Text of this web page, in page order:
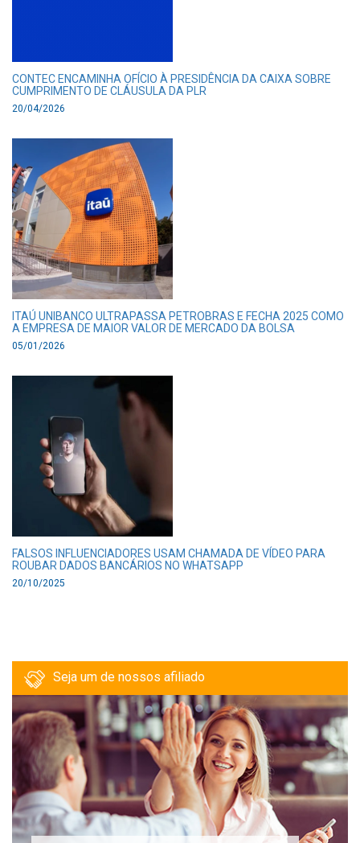
CONTEC ENCAMINHA OFÍCIO À PRESIDÊNCIA DA CAIXA SOBRE
CUMPRIMENTO DE CLÁUSULA DA PLR
20/04/2026
ITAÚ UNIBANCO ULTRAPASSA PETROBRAS E FECHA 2025 COMO
A EMPRESA DE MAIOR VALOR DE MERCADO DA BOLSA
05/01/2026
FALSOS INFLUENCIADORES USAM CHAMADA DE VÍDEO PARA
ROUBAR DADOS BANCÁRIOS NO WHATSAPP
20/10/2025
Seja um de nossos afiliado